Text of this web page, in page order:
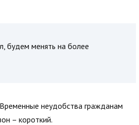
будем менять на более
неудобства гражданам
– короткий.